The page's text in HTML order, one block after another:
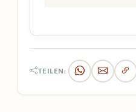
TEILEN: